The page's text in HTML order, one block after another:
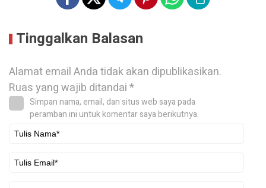
Tinggalkan Balasan
Alamat email Anda tidak akan dipublikasikan.
Ruas yang wajib ditandai*
Simpan nama, email, dan situs web saya pada
peramban ini untuk komentar saya berikutnya.